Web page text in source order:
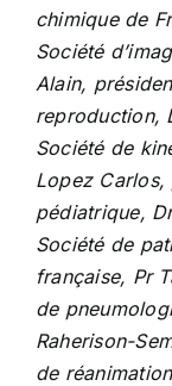
chimique de
Société
Alain,
reproduction,
Société de
Lopez
pédiatrique,
Société de
française, Pr
de
Raherison-
de